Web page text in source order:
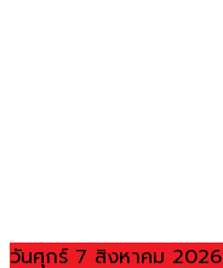
วันศุกร์ 7 สิงหาคม 2026